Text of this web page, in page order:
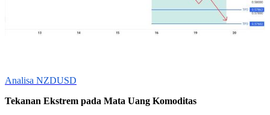
Analisa NZDUSD
Tekanan Ekstrem pada Mata Uang Komoditas